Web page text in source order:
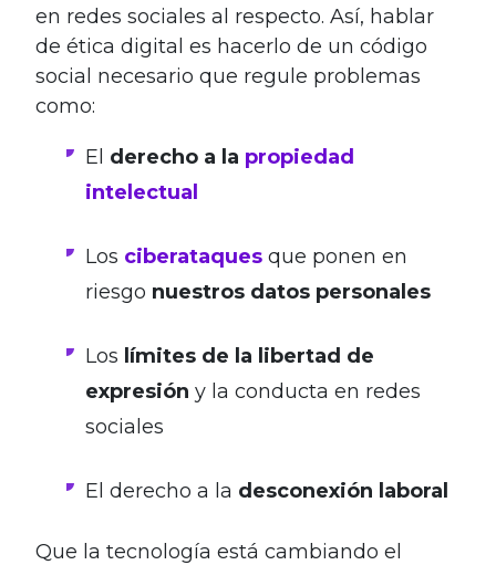
en redes sociales al respecto. Así, hablar
de ética digital es hacerlo de un código
social necesario que regule problemas
como:
El derecho a la propiedad
intelectual
Los ciberataques que ponen en
riesgo nuestros datos personales
Los límites de la libertad de
expresión y la conducta en redes
sociales
El derecho a la desconexión laboral
Que la tecnología está cambiando el